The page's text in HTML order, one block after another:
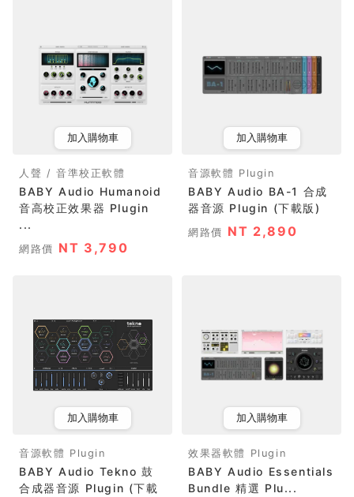
加入購物車
人聲 / 音準校正軟體
BABY Audio Humanoid
音高校正效果器 Plugin
...
網路價 NT 3,790
加入購物車
音源軟體 Plugin
BABY Audio BA-1 合成
器音源 Plugin (下載版)
網路價 NT 2,890
加入購物車
音源軟體 Plugin
BABY Audio Tekno 鼓
合成器音源 Plugin (下載
加入購物車
效果器軟體 Plugin
BABY Audio Essentials
Bundle 精選 Plu...